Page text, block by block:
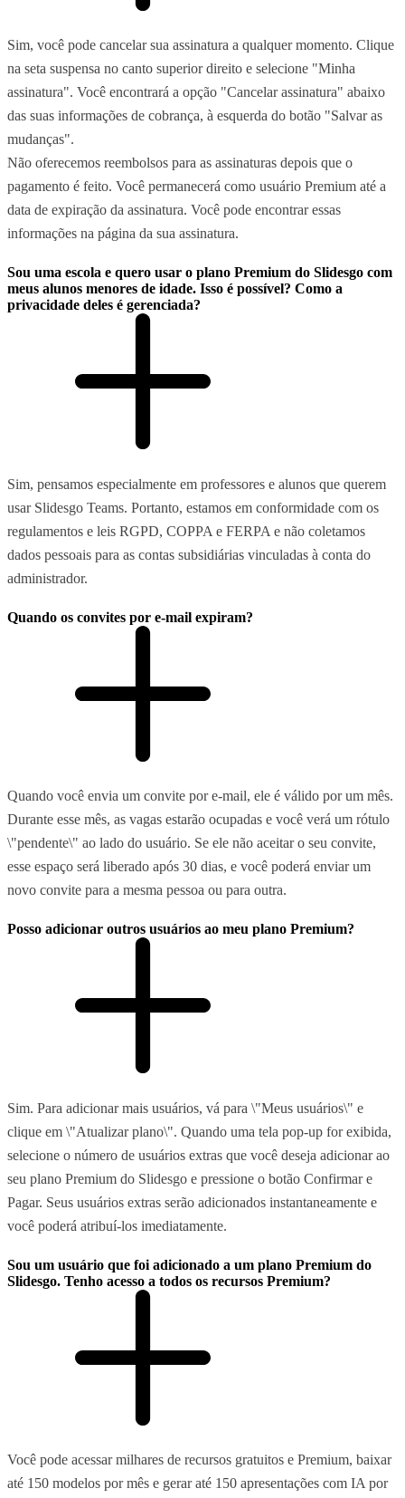
Sim, você pode cancelar sua assinatura a qualquer momento. Clique
na seta suspensa no canto superior direito e selecione "Minha
assinatura". Você encontrará a opção "Cancelar assinatura" abaixo
das suas informações de cobrança, à esquerda do botão "Salvar as
mudanças".
Não oferecemos reembolsos para as assinaturas depois que o
pagamento é feito. Você permanecerá como usuário Premium até a
data de expiração da assinatura. Você pode encontrar essas
informações na página da sua assinatura.
Sou uma escola e quero usar o plano Premium do Slidesgo com
meus alunos menores de idade. Isso é possível? Como a
privacidade deles é gerenciada?
Sim, pensamos especialmente em professores e alunos que querem
usar Slidesgo Teams. Portanto, estamos em conformidade com os
regulamentos e leis RGPD, COPPA e FERPA e não coletamos
dados pessoais para as contas subsidiárias vinculadas à conta do
administrador.
Quando os convites por e-mail expiram?
Quando você envia um convite por e-mail, ele é válido por um mês.
Durante esse mês, as vagas estarão ocupadas e você verá um rótulo
\"pendente\" ao lado do usuário. Se ele não aceitar o seu convite,
esse espaço será liberado após 30 dias, e você poderá enviar um
novo convite para a mesma pessoa ou para outra.
Posso adicionar outros usuários ao meu plano Premium?
Sim. Para adicionar mais usuários, vá para \"Meus usuários\" e
clique em \"Atualizar plano\". Quando uma tela pop-up for exibida,
selecione o número de usuários extras que você deseja adicionar ao
seu plano Premium do Slidesgo e pressione o botão Confirmar e
Pagar. Seus usuários extras serão adicionados instantaneamente e
você poderá atribuí-los imediatamente.
Sou um usuário que foi adicionado a um plano Premium do
Slidesgo. Tenho acesso a todos os recursos Premium?
Você pode acessar milhares de recursos gratuitos e Premium, baixar
até 150 modelos por mês e gerar até 150 apresentações com IA por